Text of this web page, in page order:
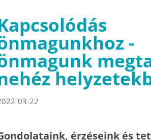
-
03-22
érzéseink és